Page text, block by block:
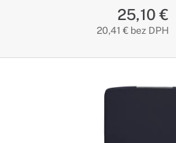
25,10 €
20,41 € bez DPH